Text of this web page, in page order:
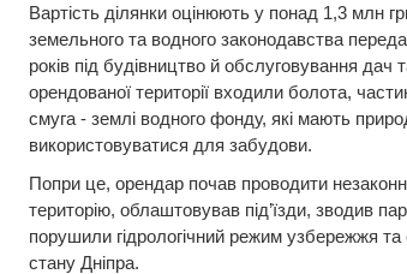
Вартість ділянки оцінюють у понад 1,3 млн
земельного та водного законодавства
років під будівництво й обслуговування дач
орендованої території входили болота,
смуга - землі водного фонду, які мають
використовуватися для забудови.
Попри це, орендар почав проводити
територію, облаштовував під’їзди, зводив
порушили гідрологічний режим узбережжя та
стану Дніпра.